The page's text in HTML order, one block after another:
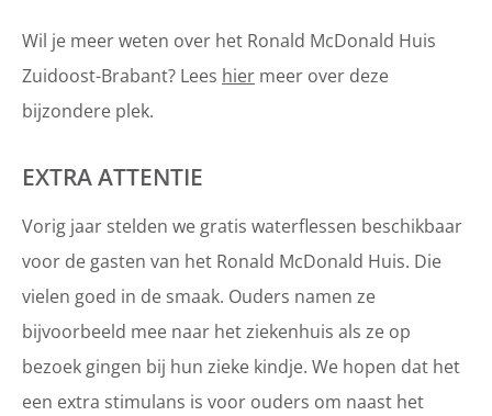
Wil je meer weten over het Ronald McDonald Huis
Zuidoost-Brabant? Lees hier meer over deze
bijzondere plek.
EXTRA ATTENTIE
Vorig jaar stelden we gratis waterflessen beschikbaar
voor de gasten van het Ronald McDonald Huis. Die
vielen goed in de smaak. Ouders namen ze
bijvoorbeeld mee naar het ziekenhuis als ze op
bezoek gingen bij hun zieke kindje. We hopen dat het
een extra stimulans is voor ouders om naast het